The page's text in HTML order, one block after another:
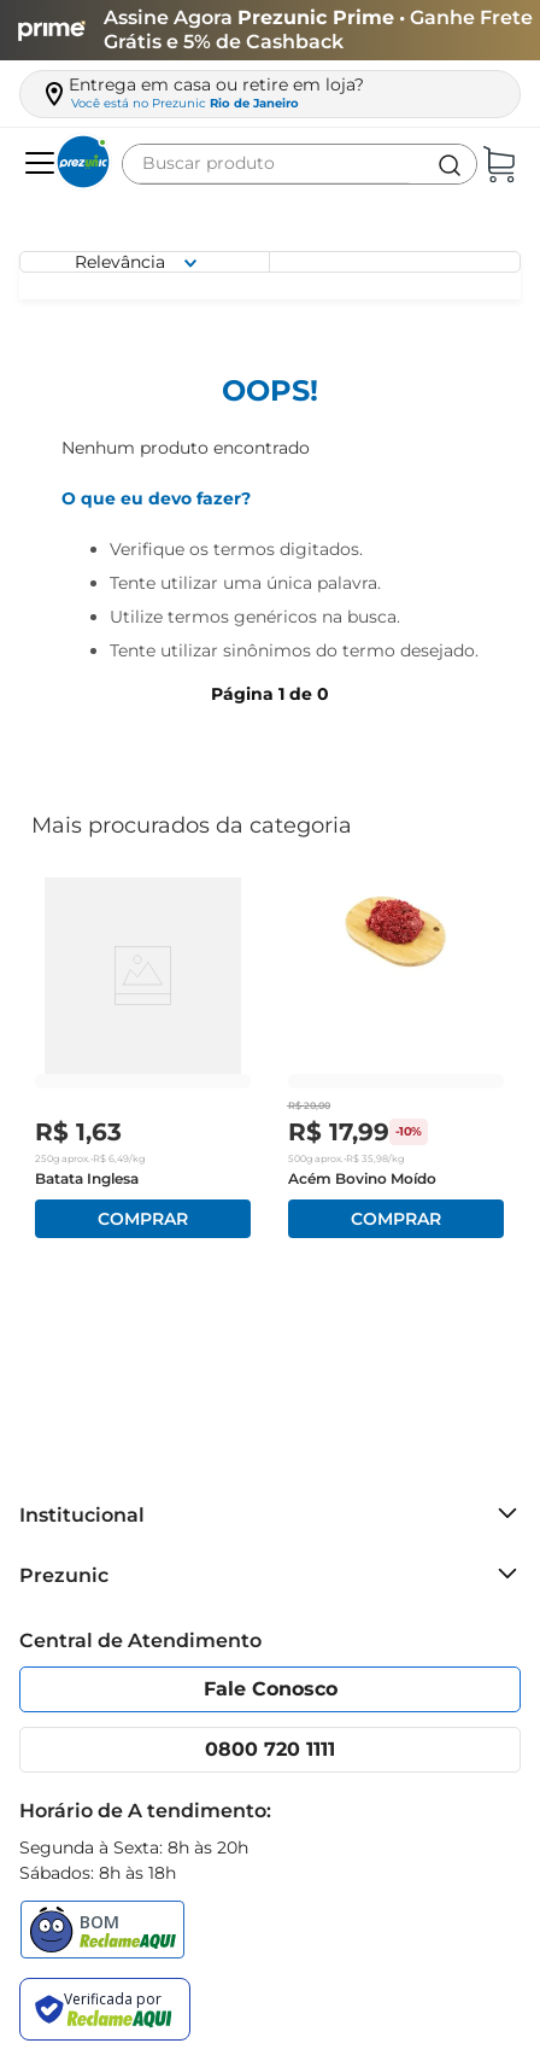
Assine Agora Prezunic Prime • Ganhe Frete
Grátis e 5% de Cashback
Entrega em casa ou retire em loja?
Você está no Prezunic Rio de Janeiro
Buscar produto
Relevância
OOPS!
Nenhum produto encontrado
O que eu devo fazer?
Verifique os termos digitados.
Tente utilizar uma única palavra.
Utilize termos genéricos na busca.
Tente utilizar sinônimos do termo desejado.
Página 1de 0
Mais procurados da categoria
R$ 1,63
250g aprox. •R$ 6,49/kg
Batata Inglesa
R$ 20,00
R$ 17,99 -10%
500gaprox. •R$ 35,98/kg
Acém Bovino Moído
Institucional
Grupo Cencosud
Política de Privacidade
Portal do fornecedor
Cencosud Media
Prezunic
Código de Ética
App Prezunic
Central de Atendimento
Fale Conosco
0800 720 1111
Horário de A tendimento:
Segunda à Sexta: 8h às 20h
Sábados: 8h às 18h
carne
azeite
biscoito
cerveja
iogurte
papel higiênico